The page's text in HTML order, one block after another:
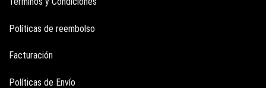
Políticas de reembolso
Facturación
Políticas de Envío